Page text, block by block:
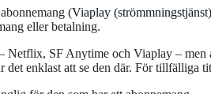
(Viaplay (strömmningstjänst)
eller betalning.
Netflix, SF Anytime och Viaplay – men
enklast att se den där. För tillfälliga